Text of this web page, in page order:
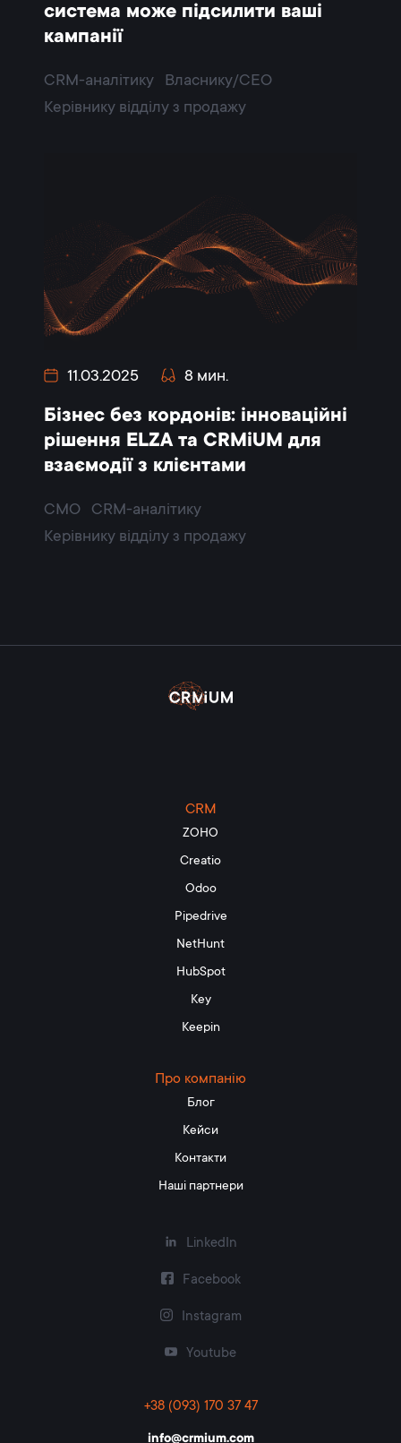
система може підсилити ваші
кампанії
CRM-аналітику
Власнику/CEO
Керівнику відділу з продажу
11.03.2025 8 мин.
Бізнес без кордонів: інноваційні
рішення ELZA та CRMiUM для
взаємодії з клієнтами
CMO
CRM-аналітику
Керівнику відділу з продажу
CRM
ZOHO
Creatio
Odoo
Pipedrive
NetHunt
HubSpot
Key
Keepin
Про компанію
Блог
Кейси
Контакти
Наші партнери
LinkedIn
Facebook
Instagram
Youtube
+38 (093) 170 37 47
info@crmium.com